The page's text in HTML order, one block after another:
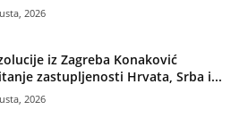
2026
iz Zagreba Konaković
zastupljenosti Hrvata, Srba i...
2026